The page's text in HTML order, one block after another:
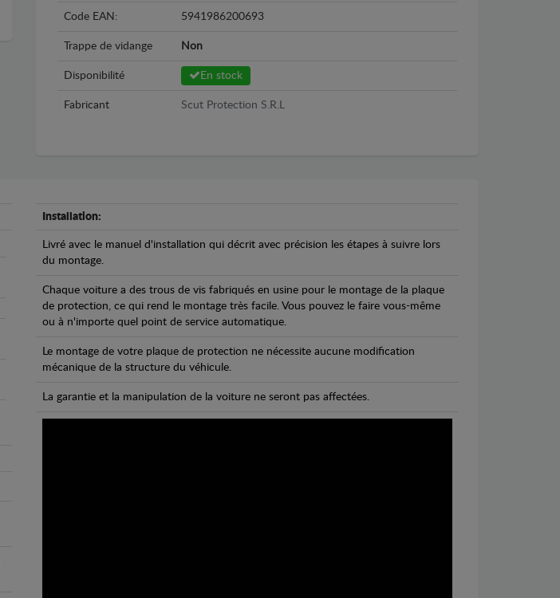
Code EAN: 5941986200693
Trappe de vidange Non
Disponibilité En stock
Fabricant Scut Protection S.R.L
Installation:
Livré avec le manuel d'installation qui décrit avec précision les étapes à suivre lors
du montage.
Chaque voiture a des trous de vis fabriqués en usine pour le montage de la plaque
de protection, ce qui rend le montage très facile. Vous pouvez le faire vous-même
ou à n'importe quel point de service automatique.
Le montage de votre plaque de protection ne nécessite aucune modification
mécanique de la structure du véhicule.
La garantie et la manipulation de la voiture ne seront pas affectées.